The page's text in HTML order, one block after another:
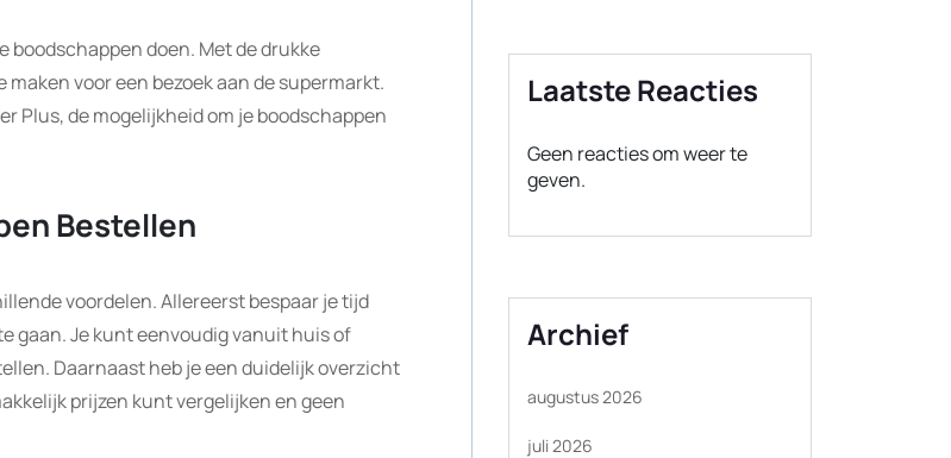
boodschappen doen. Met de drukke
voor een bezoek aan de supermarkt.
Plus, de mogelijkheid om je boodschappen
Bestellen
voordelen. Allereerst bespaar je tijd
gaan. Je kunt eenvoudig vanuit huis of
Daarnaast heb je een duidelijk overzicht
prijzen kunt vergelijken en geen
Laatste Reacties
Geen reacties om weer te
geven.
Archief
augustus 2026
juli 2026